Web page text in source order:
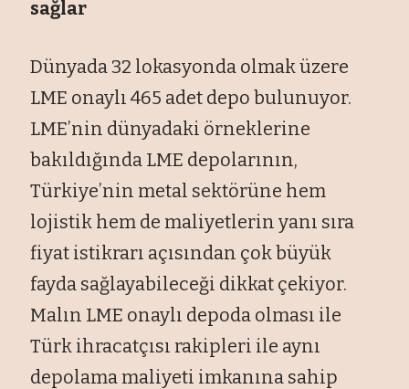
sağlar
Dünyada 32 lokasyonda olmak üzere
LME onaylı 465 adet depo bulunuyor.
LME’nin dünyadaki örneklerine
bakıldığında LME depolarının,
Türkiye’nin metal sektörüne hem
lojistik hem de maliyetlerin yanı sıra
fiyat istikrarı açısından çok büyük
fayda sağlayabileceği dikkat çekiyor.
Malın LME onaylı depoda olması ile
Türk ihracatçısı rakipleri ile aynı
depolama maliyeti imkanına sahip